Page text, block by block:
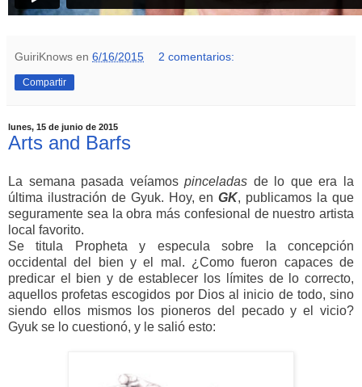
GuiriKnows en 6/16/2015 2 comentarios:
Compartir
lunes, 15 de junio de 2015
Arts and Barfs
La semana pasada veíamospinceladas de lo que era la
última ilustración de Gyuk. Hoy, enGK, publicamos la que
seguramente sea la obra más confesional de nuestro artista
local favorito.
Se titula Propheta y especula sobre la concepción
occidental del bien y el mal. ¿Como fueron capaces de
predicar el bien y de establecer los límites de lo correcto,
aquellos profetas escogidos por Dios al inicio de todo, sino
siendo ellos mismos los pioneros del pecado y el vicio?
Gyuk se lo cuestionó, y le salió esto: